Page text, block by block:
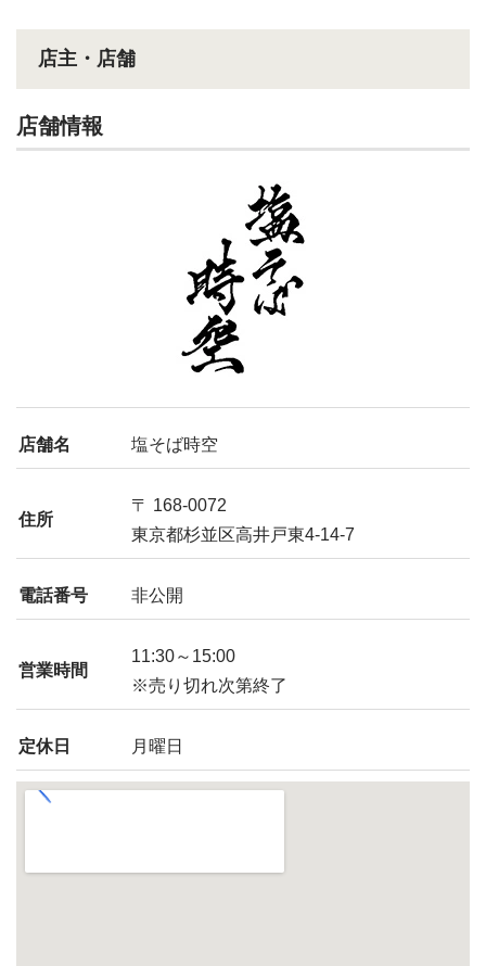
店主・店舗
店舗情報
店舗名 塩そば時空
住所
〒 168-0072
東京都杉並区高井戸東4-14-7
電話番号 非公開
営業時間
11:30～15:00
※売り切れ次第終了
定休日 月曜日